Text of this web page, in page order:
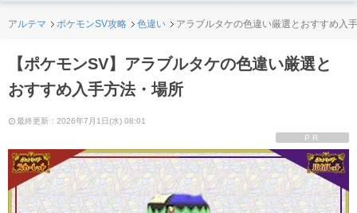
アルテマ ポケモンSV攻略 色違い アラブルタケの色違い厳選とおすすめ入
【ポケモンSV】アラブルタケの色違い厳選と
おすすめ入手方法・場所
最終更新：2026年7月1日(水) 08:01
PR